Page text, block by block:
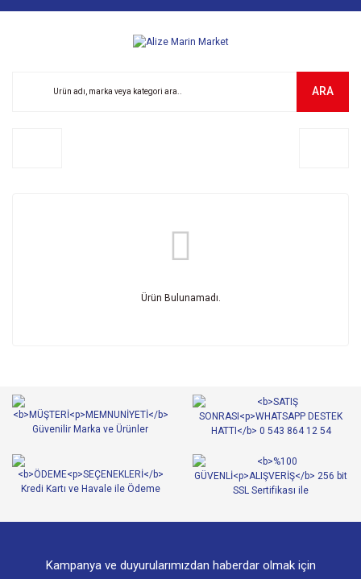
ARA
Ürün Bulunamadı.
Kampanya ve duyurularımızdan haberdar olmak için